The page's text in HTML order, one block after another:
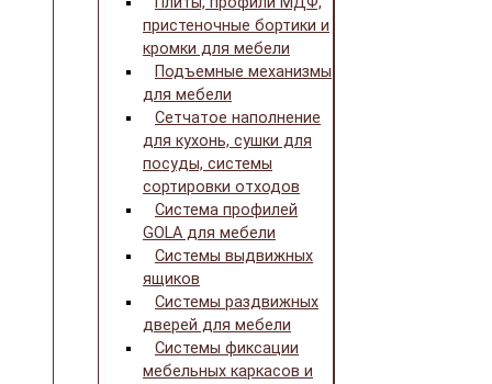
пристеночные бортики и
кромки для мебели
Подъемные механизмы
для мебели
Сетчатое наполнение
для кухонь, сушки для
посуды, системы
сортировки отходов
Система профилей
GOLA для мебели
Системы выдвижных
ящиков
Системы раздвижных
дверей для мебели
Системы фиксации
мебельных каркасов и